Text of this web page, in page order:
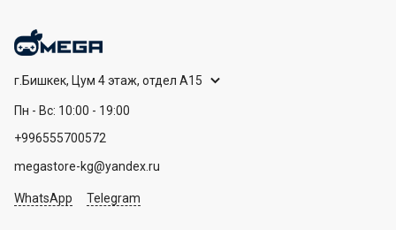
г.Бишкек, Цум 4 этаж, отдел А15
Пн - Вс: 10:00 - 19:00
+996555700572
megastore-kg@yandex.ru
WhatsApp Telegram